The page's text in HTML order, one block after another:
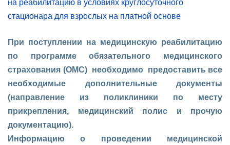
на реабилитацию в условиях круглосуточного
стационара для взрослых на платной основе
При поступлении на медицинскую реабилитацию
по программе обязательного медицинского
страхования (ОМС) необходимо предоставить все
необходимые дополнительные документы
(направление из поликлиники по месту
прикрепления, медицинский полис и прочую
документацию).
Информацию о проведении медицинской